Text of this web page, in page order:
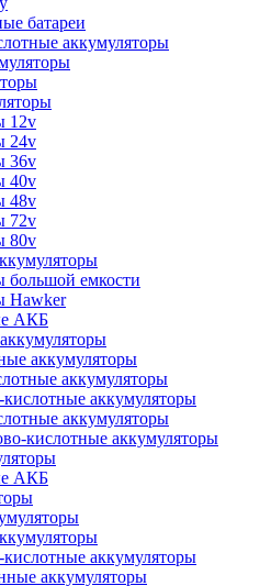
батареи
аккумуляторы
12v
24v
36v
40v
48v
72v
80v
большой емкости
Hawker
АКБ
аккумуляторы
аккумуляторы
аккумуляторы
аккумуляторы
кислотные аккумуляторы
АКБ
аккумуляторы
аккумуляторы